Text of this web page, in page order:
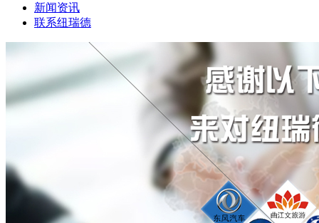
新闻资讯
联系纽瑞德